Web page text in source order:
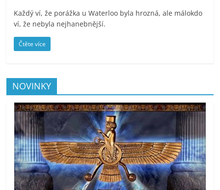
Každý ví, že porážka u Waterloo byla hrozná, ale málokdo
ví, že nebyla nejhanebnější.
Čtěte více
NOVINKY